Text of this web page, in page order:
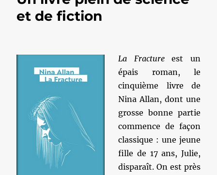
et de fiction
La Fractureest un
épais roman, le
cinquième livre de
Nina Allan, dont une
grosse bonne partie
commence de façon
classique : une jeune
fille de 17 ans, Julie,
disparaît. On est près